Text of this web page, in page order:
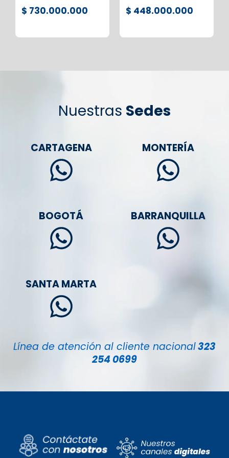
$ 730.000.000 $ 448.000.000
Nuestras Sedes
CARTAGENA MONTERÍA
BOGOTÁ BARRANQUILLA
SANTA MARTA
Línea de atención al cliente nacional323
254 0699